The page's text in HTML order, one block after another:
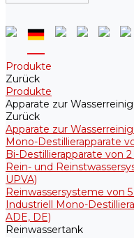
Produkte
Zurück
Produkte
Apparate zur
Zurück
Apparate zur
Mono-Destillierapparate
Bi-Destillierapparate von
Rein- und
UPVA)
Reinwassersysteme von
Industriell Mono-
ADE, DE)
Reinwassertank